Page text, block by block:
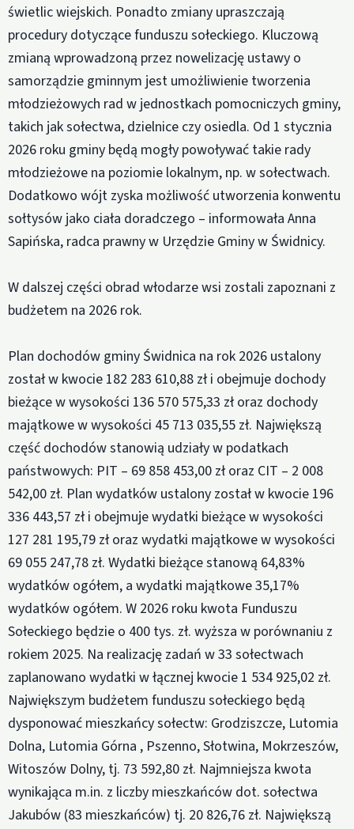
świetlic wiejskich. Ponadto zmiany upraszczają
procedury dotyczące funduszu sołeckiego. Kluczową
zmianą wprowadzoną przez nowelizację ustawy o
samorządzie gminnym jest umożliwienie tworzenia
młodzieżowych rad w jednostkach pomocniczych gminy,
takich jak sołectwa, dzielnice czy osiedla. Od 1 stycznia
2026 roku gminy będą mogły powoływać takie rady
młodzieżowe na poziomie lokalnym, np. w sołectwach.
Dodatkowo wójt zyska możliwość utworzenia konwentu
sołtysów jako ciała doradczego – informowała Anna
Sapińska, radca prawny w Urzędzie Gminy w Świdnicy.
W dalszej części obrad włodarze wsi zostali zapoznani z
budżetem na 2026 rok.
Plan dochodów gminy Świdnica na rok 2026 ustalony
został w kwocie 182 283 610,88 zł i obejmuje dochody
bieżące w wysokości 136 570 575,33 zł oraz dochody
majątkowe w wysokości 45 713 035,55 zł. Największą
część dochodów stanowią udziały w podatkach
państwowych: PIT – 69 858 453,00 zł oraz CIT – 2 008
542,00 zł. Plan wydatków ustalony został w kwocie 196
336 443,57 zł i obejmuje wydatki bieżące w wysokości
127 281 195,79 zł oraz wydatki majątkowe w wysokości
69 055 247,78 zł. Wydatki bieżące stanową 64,83%
wydatków ogółem, a wydatki majątkowe 35,17%
wydatków ogółem. W 2026 roku kwota Funduszu
Sołeckiego będzie o 400 tys. zł. wyższa w porównaniu z
rokiem 2025. Na realizację zadań w 33 sołectwach
zaplanowano wydatki w łącznej kwocie 1 534 925,02 zł.
Największym budżetem funduszu sołeckiego będą
dysponować mieszkańcy sołectw: Grodziszcze, Lutomia
Dolna, Lutomia Górna , Pszenno, Słotwina, Mokrzeszów,
Witoszów Dolny, tj. 73 592,80 zł. Najmniejsza kwota
wynikająca m.in. z liczby mieszkańców dot. sołectwa
Jakubów (83 mieszkańców) tj. 20 826,76 zł. Największą